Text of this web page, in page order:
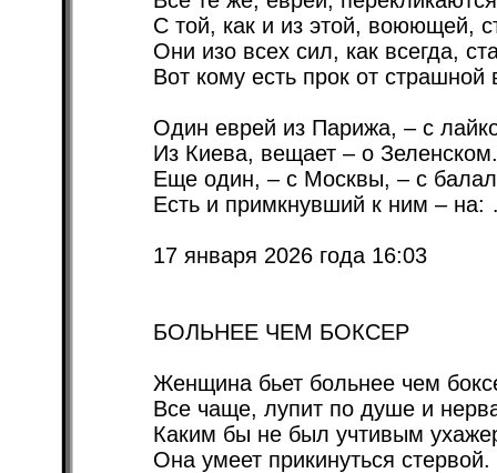
С той, как и из этой, воюющей,
Они изо всех сил, как всегда,
Вот кому есть прок от страшной
Один еврей из Парижа, – с
Из Киева, вещает – о Зеленском.
Еще один, – с Москвы, – с
Есть и примкнувший к ним – на:
17 января 2026 года 16:03
БОЛЬНЕЕ ЧЕМ БОКСЕР
Женщина бьет больнее чем
Все чаще, лупит по душе и
Каким бы не был учтивым
Она умеет прикинуться стервой.